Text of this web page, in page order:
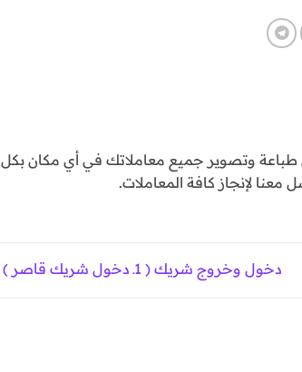
وتصوير جميع معاملاتك في أي مكان بكل
لإنجاز كافة المعاملات.
دخول وخروج شريك ( 1ـ دخول شريك قاصر )